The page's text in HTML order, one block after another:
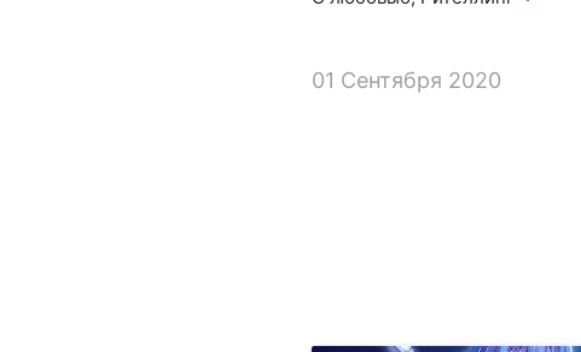
01 Сентября 2020